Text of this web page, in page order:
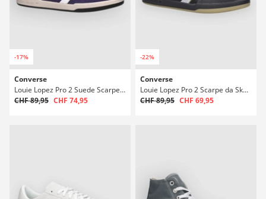
-17%
Converse
Louie Lopez Pro 2 Suede Scarpe da Skate
CHF 89,95 CHF 74,95
-22%
Converse
Louie Lopez Pro 2 Scarpe da Skate
CHF 89,95 CHF 69,95